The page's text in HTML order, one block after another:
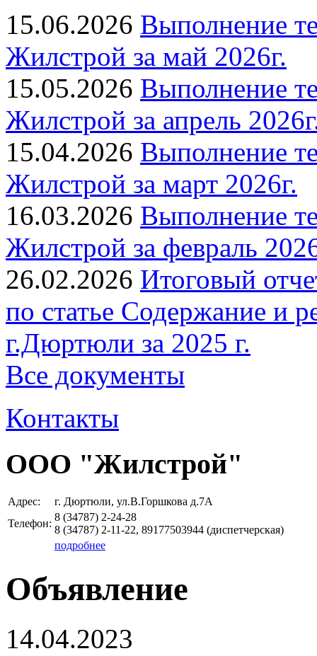
15.06.2026 Выполнение
Жилстрой за май 2026г.
15.05.2026 Выполнение
Жилстрой за апрель
15.04.2026 Выполнение
Жилстрой за март 2026г.
16.03.2026 Выполнение
Жилстрой за февраль
26.02.2026 Итоговый
по статье Содержание
г.Дюртюли за 2025 г.
Все документы
Контакты
ООО "Жилстрой"
Адрес:
г. Дюртюли, ул.В.Горшкова д.7А
Телефон:
8 (34787) 2-24-28
8 (34787) 2-11-22, 89177503944 (диспетчерская)
подробнее
Объявление
14.04.2023